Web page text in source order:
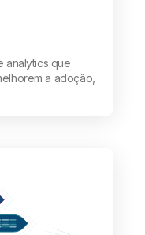
analytics que
a adoção,